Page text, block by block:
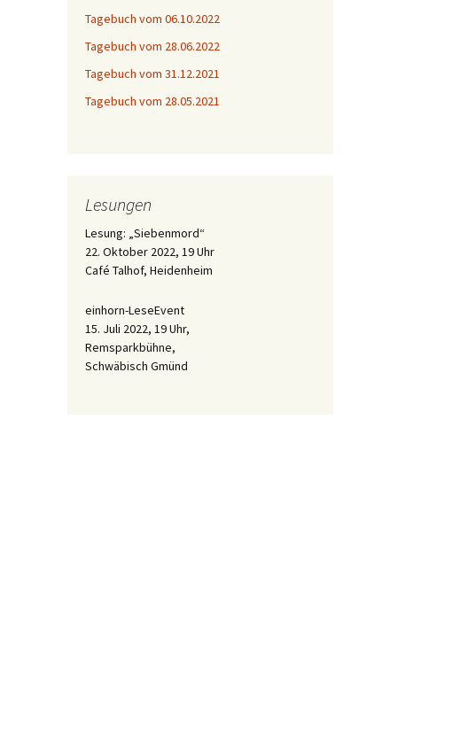
Tagebuch vom 06.10.2022
Tagebuch vom 28.06.2022
Tagebuch vom 31.12.2021
Tagebuch vom 28.05.2021
Lesungen
Lesung: „Siebenmord“
22. Oktober 2022, 19 Uhr
Café Talhof, Heidenheim
einhorn-LeseEvent
15. Juli 2022, 19 Uhr,
Remsparkbühne,
Schwäbisch Gmünd